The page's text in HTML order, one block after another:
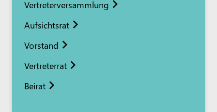
Vertreterversammlung
Aufsichtsrat
Vorstand
Vertreterrat
Beirat